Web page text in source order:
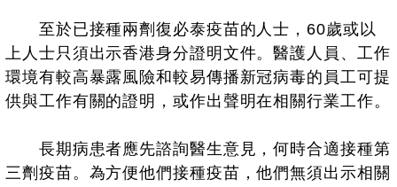
至於已接種兩劑復必泰疫苗的人士，60歲或以
上人士只須出示香港身分證明文件。醫護人員、工作
環境有較高暴露風險和較易傳播新冠病毒的員工可提
供與工作有關的證明，或作出聲明在相關行業工作。
長期病患者應先諮詢醫生意見，何時合適接種第
三劑疫苗。為方便他們接種疫苗，他們無須出示相關